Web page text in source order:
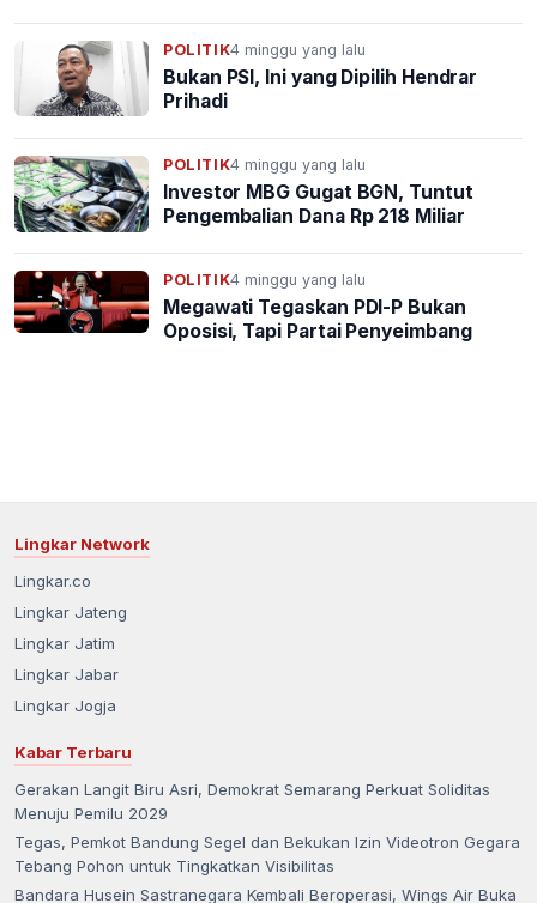
POLITIK4 minggu yang lalu
Bukan PSI, Ini yang Dipilih Hendrar
Prihadi
POLITIK4 minggu yang lalu
Investor MBG Gugat BGN, Tuntut
Pengembalian Dana Rp 218 Miliar
POLITIK4 minggu yang lalu
Megawati Tegaskan PDI-P Bukan
Oposisi, Tapi Partai Penyeimbang
Lingkar Network
Lingkar.co
Lingkar Jateng
Lingkar Jatim
Lingkar Jabar
Lingkar Jogja
Kabar Terbaru
Gerakan Langit Biru Asri, Demokrat Semarang Perkuat Soliditas
Menuju Pemilu 2029
Tegas, Pemkot Bandung Segel dan Bekukan Izin Videotron Gegara
Tebang Pohon untuk Tingkatkan Visibilitas
Bandara Husein Sastranegara Kembali Beroperasi, Wings Air Buka